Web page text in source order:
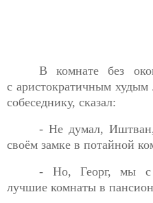
В комнате без
с аристократичным
собеседнику, сказал:
- Не думал,
своём замке в потайной
- Но, Георг, мы с
лучшие комнаты в